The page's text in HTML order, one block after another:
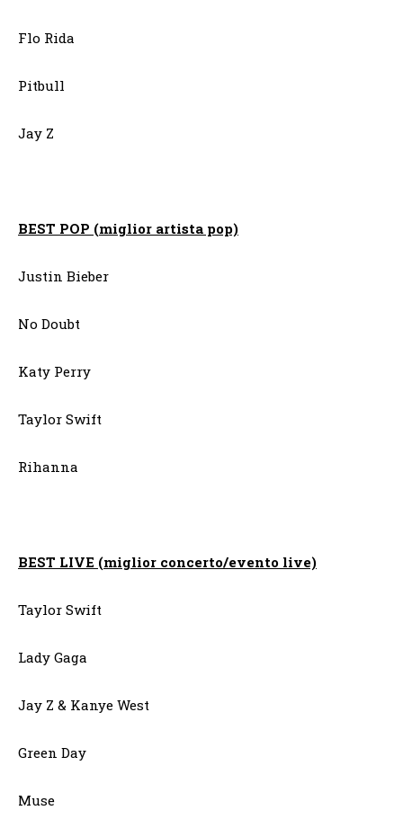
Flo Rida
Pitbull
Jay Z
BEST POP (miglior artista pop)
Justin Bieber
No Doubt
Katy Perry
Taylor Swift
Rihanna
BEST LIVE (miglior concerto/evento live)
Taylor Swift
Lady Gaga
Jay Z & Kanye West
Green Day
Muse